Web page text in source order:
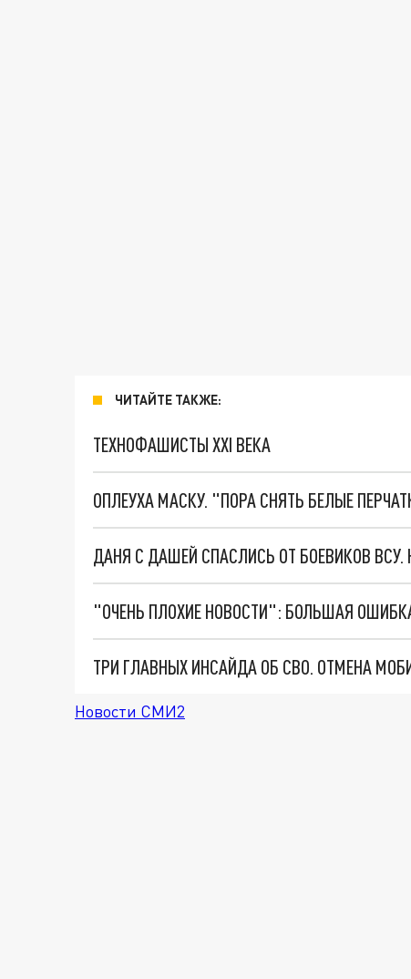
ЧИТАЙТЕ ТАКЖЕ:
ТЕХНОФАШИСТЫ XXI ВЕКА
ОПЛЕУХА МАСКУ. "ПОРА СНЯТЬ БЕЛЫЕ
ДАНЯ С ДАШЕЙ СПАСЛИСЬ ОТ БОЕВИКОВ
Новости СМИ2